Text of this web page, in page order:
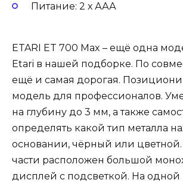
Питание: 2 х ААА
ETARI ET 700 Max – ещё одна
Etari в нашей подборке. По
ещё и самая дорогая.
модель для профессионалов.
на глубину до 3 мм, а также
определять какой тип металла
основании, чёрный или
части расположен большой
дисплей с подсветкой. На одной